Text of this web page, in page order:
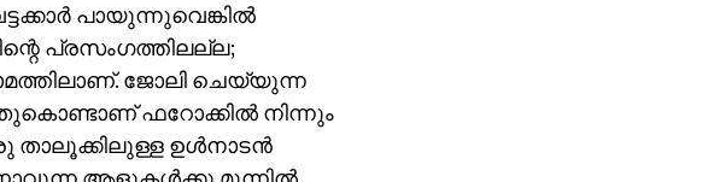
പായുന്നുവെങ്കില്‍
പ്രസംഗത്തിലല്ല;
ജോലി ചെയ്യുന്ന
ഫറോക്കില്‍ നിന്നും
താലൂക്കിലുള്ള ഉള്‍നാടന്‍